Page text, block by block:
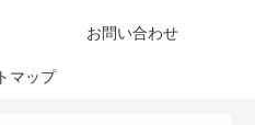
お問い合わせ
マップ